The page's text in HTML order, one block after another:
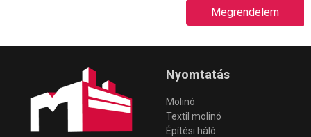
Megrendelem
Nyomtatás
Molinó
Textil molinó
Építési háló